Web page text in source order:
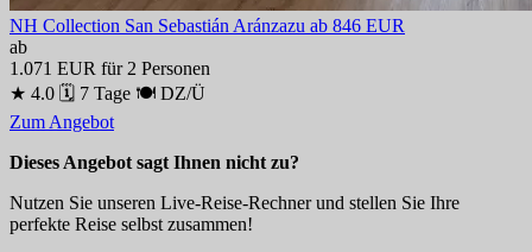
NH Collection San Sebastián Aránzazu ab 846 EUR
ab
1.071 EUR für 2 Personen
★ 4.0 🗓 7 Tage 🍽 DZ/Ü
Zum Angebot
Dieses Angebot sagt Ihnen nicht zu?
Nutzen Sie unseren Live-Reise-Rechner und stellen Sie Ihre
perfekte Reise selbst zusammen!